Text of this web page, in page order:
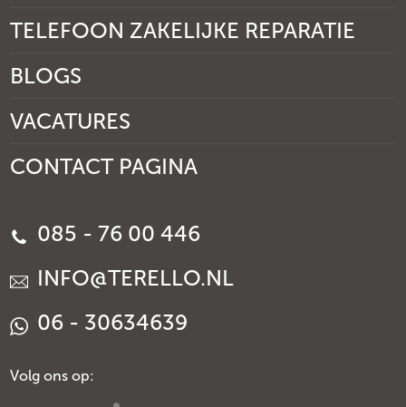
TELEFOON ZAKELIJKE REPARATIE
BLOGS
VACATURES
CONTACT PAGINA
085 - 76 00 446
INFO@TERELLO.NL
06 - 30634639
Volg ons op: